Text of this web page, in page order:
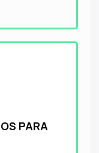
PARA